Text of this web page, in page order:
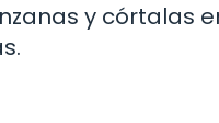
y córtalas